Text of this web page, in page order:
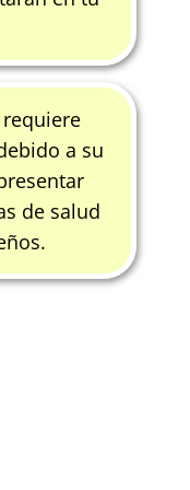
requiere
a su
de salud